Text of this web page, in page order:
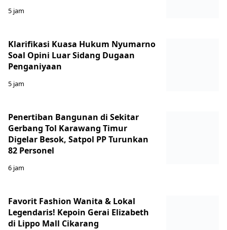
5 jam
Klarifikasi Kuasa Hukum Nyumarno
Soal Opini Luar Sidang Dugaan
Penganiyaan
5 jam
Penertiban Bangunan di Sekitar
Gerbang Tol Karawang Timur
Digelar Besok, Satpol PP Turunkan
82 Personel
6 jam
Favorit Fashion Wanita & Lokal
Legendaris! Kepoin Gerai Elizabeth
di Lippo Mall Cikarang